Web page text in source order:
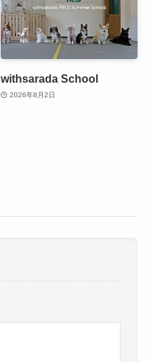
withsarada School
2026年8月2日